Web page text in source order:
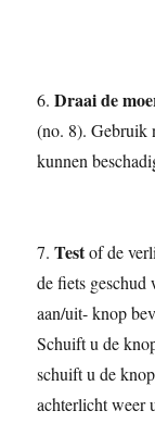
6.Draai de
(no. 8). Gebruik
kunnen
7.Testof de
de fiets geschud
aan/uit- knop
Schuift u de
schuift u de
achterlicht weer